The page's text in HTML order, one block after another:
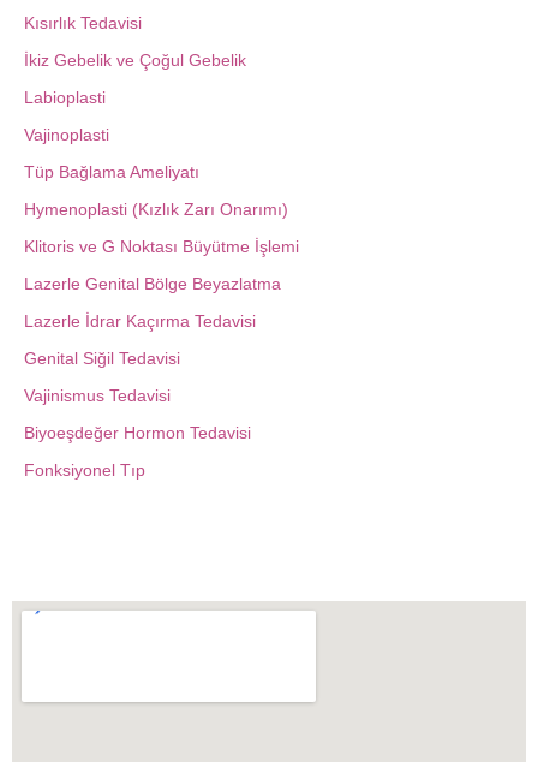
Kısırlık Tedavisi
İkiz Gebelik ve Çoğul Gebelik
Labioplasti
Vajinoplasti
Tüp Bağlama Ameliyatı
Hymenoplasti (Kızlık Zarı Onarımı)
Klitoris ve G Noktası Büyütme İşlemi
Lazerle Genital Bölge Beyazlatma
Lazerle İdrar Kaçırma Tedavisi
Genital Siğil Tedavisi
Vajinismus Tedavisi
Biyoeşdeğer Hormon Tedavisi
Fonksiyonel Tıp